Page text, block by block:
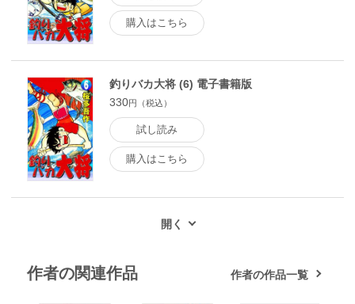
購入はこちら
釣りバカ大将 (6) 電子書籍版
330円（税込）
試し読み
購入はこちら
作者の関連作品 作者の作品一覧